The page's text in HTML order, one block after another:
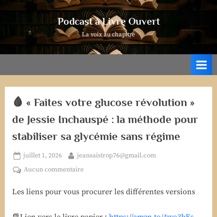
Podcast à Livre Ouvert
La voix au chapitre
🩸 « Faites votre glucose révolution »
de Jessie Inchauspé : la méthode pour
stabiliser sa glycémie sans régime
Posted
on
juillet 1, 2026 By
jeansaistrop76@gmail.com
Aucun commentaire
«
votre
Les liens pour vous procurer les différentes versions